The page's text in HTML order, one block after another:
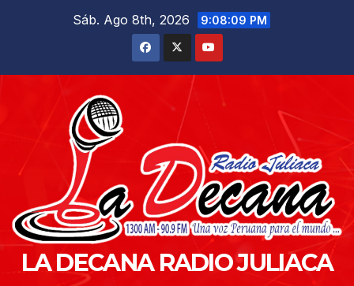
Sáb. Ago 8th, 2026 9:08:11 PM
LA DECANA RADIO JULIACA